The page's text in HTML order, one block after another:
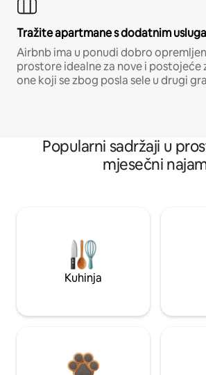
Tražite apartmane s dodatnim
Airbnb ima u ponudi dobro
prostore idealne za nove i postojeće
one koji se zbog posla sele u drugi
Popularni sadržaji u
mjesečni
Kuhinja